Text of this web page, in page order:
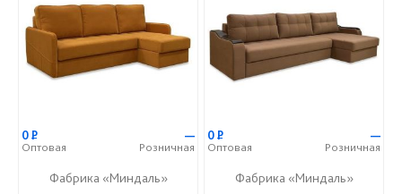
0Р
Оптовая
—
Розничная
Фабрика «Миндаль»
0Р
Оптовая
—
Розничная
Фабрика «Миндаль»